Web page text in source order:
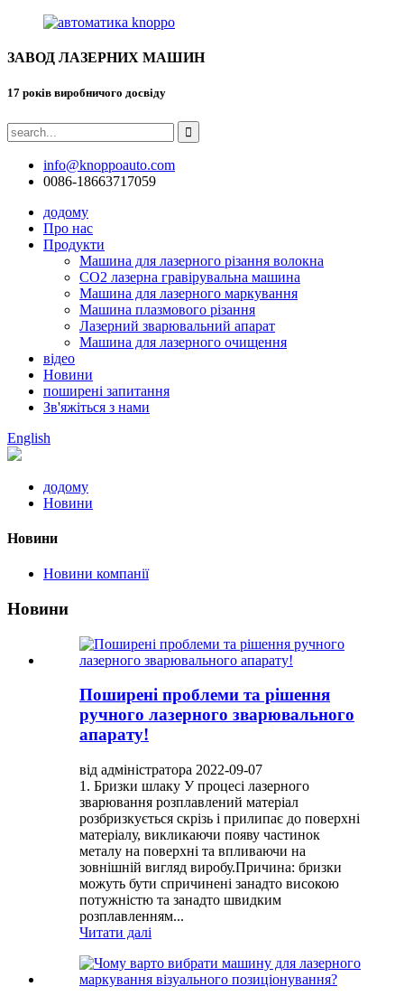
ЗАВОД ЛАЗЕРНИХ МАШИН
17 років виробничого досвіду
info@knoppoauto.com
0086-18663717059
додому
Про нас
Продукти
Машина для лазерного різання волокна
CO2 лазерна гравірувальна машина
Машина для лазерного маркування
Машина плазмового різання
Лазерний зварювальний апарат
Машина для лазерного очищення
відео
Новини
поширені запитання
Зв'яжіться з нами
English
додому
Новини
Новини
Новини компанії
Новини
Поширені проблеми та рішення
ручного лазерного зварювального
апарату!
від адміністратора 2022-09-07
1. Бризки шлаку У процесі лазерного
зварювання розплавлений матеріал
розбризкується скрізь і прилипає до поверхні
матеріалу, викликаючи появу частинок
металу на поверхні та впливаючи на
зовнішній вигляд виробу.Причина: бризки
можуть бути спричинені занадто високою
потужністю та занадто швидким
розплавленням...
Читати далі